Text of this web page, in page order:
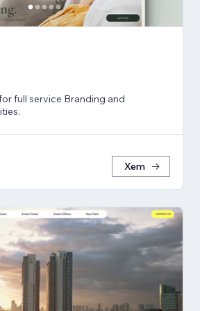
full service Branding and
Xem